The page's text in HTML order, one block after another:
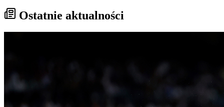
Ostatnie aktualności